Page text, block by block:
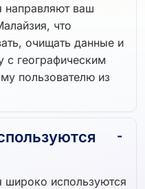
ваш
что
очищать данные и
с географическим
пользователю из
используются